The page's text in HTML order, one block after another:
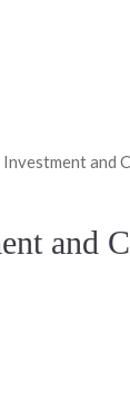
Investment and
and